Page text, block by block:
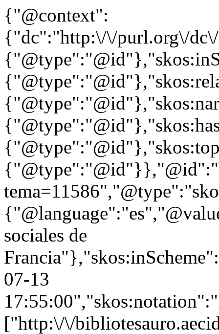
{"@context":
{"dc":"http:\/\/purl.org\/
sociales de
07-13
["http:\/\/